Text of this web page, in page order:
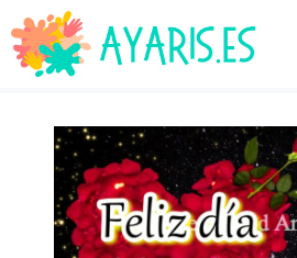
Saltar
al
contenido